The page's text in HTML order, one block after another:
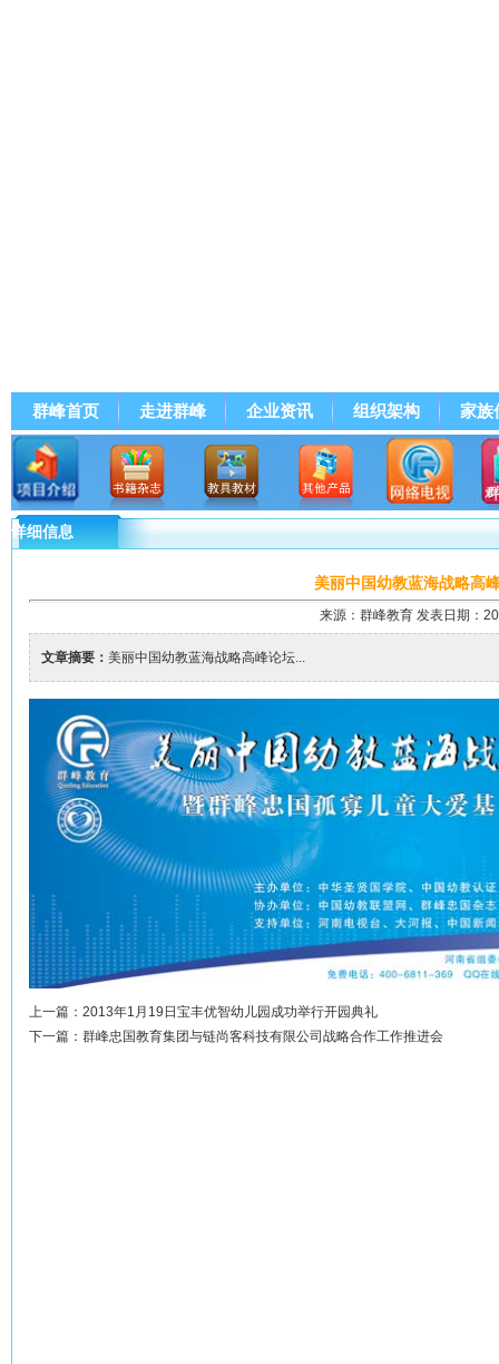
群峰首页 走进群峰 企业资讯 组织架构 家族
群峰直播
详细信息
美丽中国幼教蓝海战略高
来源：群峰教育 发表日期：
文章摘要： 美丽中国幼教蓝海战略高峰论坛...
上一篇： 2013年1月19日宝丰优智幼儿园成功举行开园典礼
下一篇： 群峰忠国教育集团与链尚客科技有限公司战略合作工作推进会